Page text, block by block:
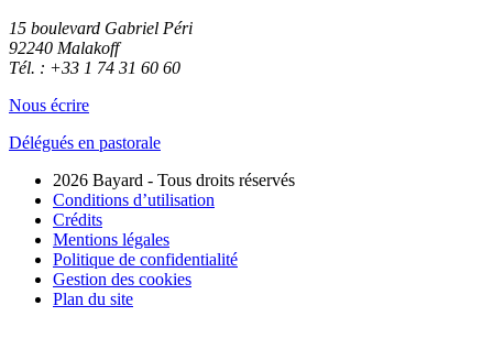
15 boulevard Gabriel Péri
92240 Malakoff
Tél. : +33 1 74 31 60 60
Nous écrire
Délégués en pastorale
2026 Bayard - Tous droits réservés
Conditions d’utilisation
Crédits
Mentions légales
Politique de confidentialité
Gestion des cookies
Plan du site